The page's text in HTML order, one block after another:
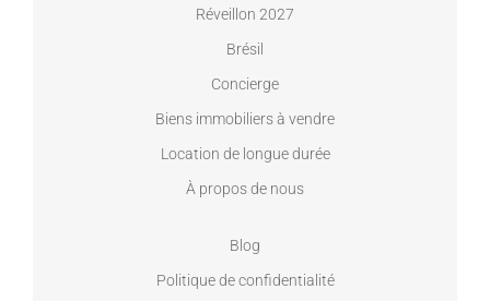
Réveillon 2027
Brésil
Concierge
Biens immobiliers à vendre
Location de longue durée
À propos de nous
Blog
Politique de confidentialité